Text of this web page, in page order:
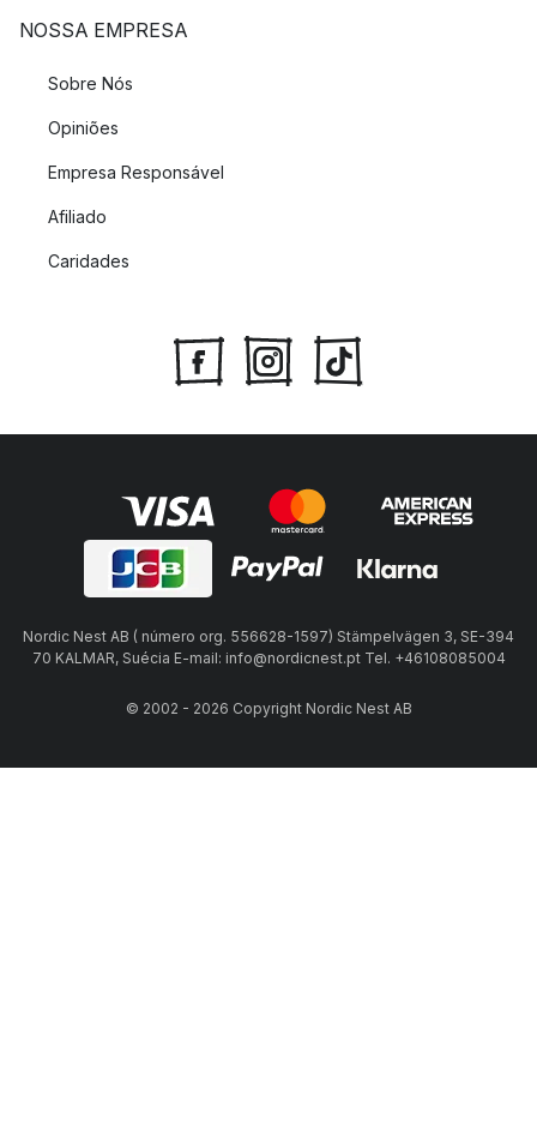
NOSSA EMPRESA
Sobre Nós
Opiniões
Empresa Responsável
Afiliado
Caridades
Nordic Nest AB ( número org. 556628-1597) Stämpelvägen 3, SE-394
70 KALMAR, Suécia E-mail: info@nordicnest.pt Tel. +46108085004
© 2002 - 2026 Copyright Nordic Nest AB